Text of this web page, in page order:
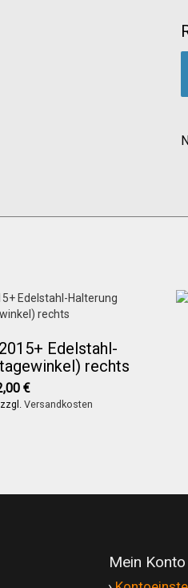
Edelstahl-
rechts
€
zzgl. Versandkosten
Mein Konto